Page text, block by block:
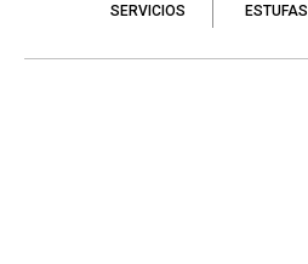
SERVICIOS ESTUFAS